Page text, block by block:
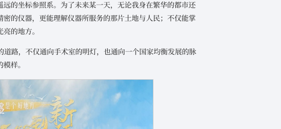
的坐标参照系。为了未来某一天，无论我身在繁华的都市还
的仪器，更能理解仪器所服务的那片土地与人民；不仅能掌
的地方。
路，不仅通向手术室的明灯，也通向一个国家均衡发展的脉
样。